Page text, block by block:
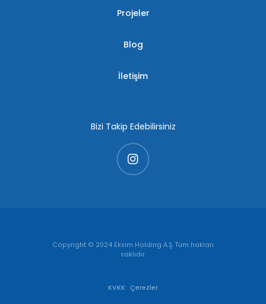
Projeler
Blog
İletişim
Bizi Takip Edebilirsiniz
Copyright © 2024 Eksim Holding A.Ş. Tüm hakları
saklıdır.
KVKK Çerezler